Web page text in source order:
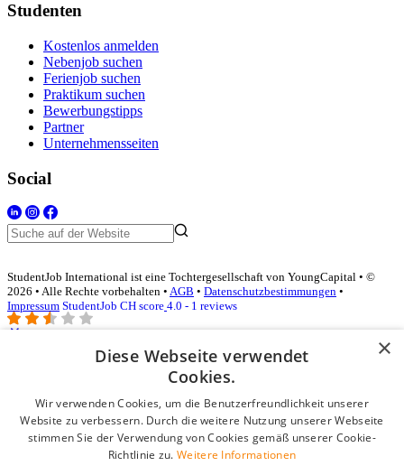
Studenten
Kostenlos anmelden
Nebenjob suchen
Ferienjob suchen
Praktikum suchen
Bewerbungstipps
Partner
Unternehmensseiten
Social
StudentJob International ist eine Tochtergesellschaft von YoungCapital • ©
2026 • Alle Rechte vorbehalten • AGB • Datenschutzbestimmungen •
Impressum StudentJob CH score 4.0 - 1 reviews
Login für Unternehmen
E-Mail*
Passwort
×
Diese Webseite verwendet
Cookies.
Wir verwenden Cookies, um die Benutzerfreundlichkeit unserer
Website zu verbessern. Durch die weitere Nutzung unserer Webseite
stimmen Sie der Verwendung von Cookies gemäß unserer Cookie-
Richtlinie zu. Weitere Informationen